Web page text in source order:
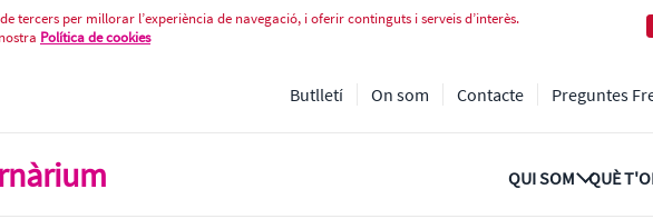
tercers per millorar l’experiència de navegació, i oferir continguts i serveis d’interès.
Política de cookies
Butlletí On som Contacte Preguntes
QUI SOM QUÈ